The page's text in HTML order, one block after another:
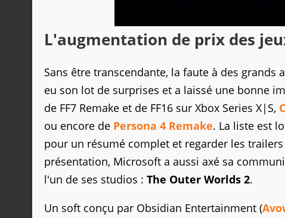
L'augmentation de prix des
Sans être transcendante, la faute à des grands
eu son lot de surprises et a laissé une bonne
de FF7 Remake et de FF16 sur Xbox Series X|S,
ou encore de Persona 4 Remake. La liste est
pour un résumé complet et regarder les
présentation, Microsoft a aussi axé sa
l'un de ses studios : The Outer Worlds 2.
Un soft conçu par Obsidian Entertainment (